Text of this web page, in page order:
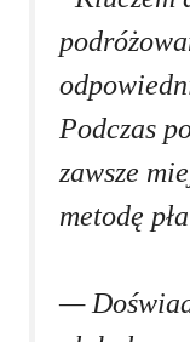
Podczas
zawsze
metodę
—